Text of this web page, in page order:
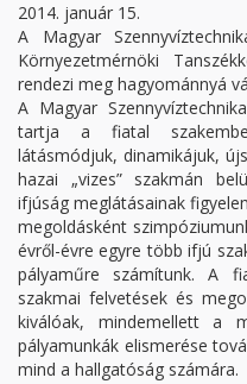
2014. január 15.
A Magyar
Környezetmérnöki
rendezi meg hagyománnyá
A Magyar
tartja a fiatal
látásmódjuk, dinamikájuk,
hazai „vizes” szakmán
ifjúság meglátásainak
megoldásként
évről-évre egyre több ifjú
pályaműre számítunk. A
szakmai felvetések és
kiválóak, mindemellett a
pályamunkák elismerése
mind a hallgatóság számára.